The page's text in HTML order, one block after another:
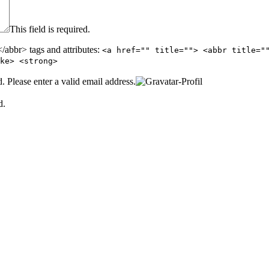
This field is required.
tags and attributes: <a href="" title=""> <abbr
<strong>
Please enter a valid email address.